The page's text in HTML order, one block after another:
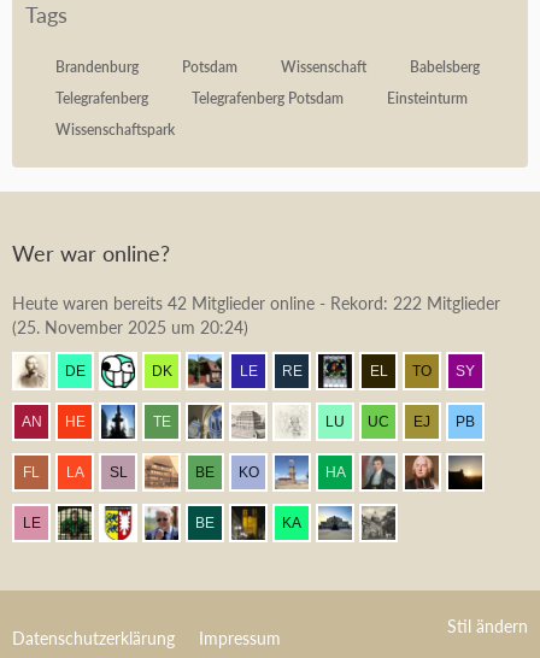
Tags
Brandenburg Potsdam Wissenschaft
Babelsberg
Telegrafenberg
Telegrafenberg Potsdam
Einsteinturm
Wissenschaftspark
Wer war online?
Heute waren bereits 42 Mitglieder online - Rekord: 222 Mitglieder
(25. November 2025 um 20:24)
Stil ändern
Datenschutzerklärung Impressum